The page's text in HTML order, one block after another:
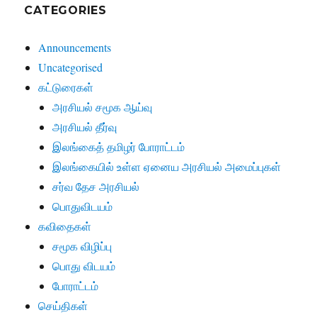
CATEGORIES
Announcements
Uncategorised
கட்டுரைகள்
அரசியல் சமூக ஆய்வு
அரசியல் தீர்வு
இலங்கைத் தமிழர் போராட்டம்
இலங்கையில் உள்ள ஏனைய அரசியல் அமைப்புகள்
சர்வ தேச அரசியல்
பொதுவிடயம்
கவிதைகள்
சமூக விழிப்பு
பொது விடயம்
போராட்டம்
செய்திகள்